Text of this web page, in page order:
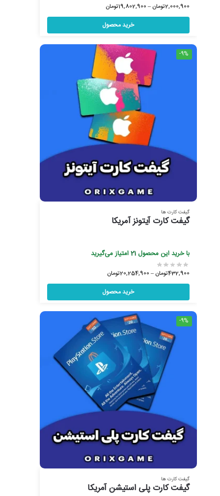
2,000,900تومان –
19,802,900تومان
خرید محصول
-9%
گیفت کارت ها
گیفت کارت آیتونز آمریکا
با خرید این محصول21امتیاز می‌گیرید
432,900تومان –
20,254,900تومان
خرید محصول
-9%
گیفت کارت ها
گیفت کارت پلی استیشن آمریکا